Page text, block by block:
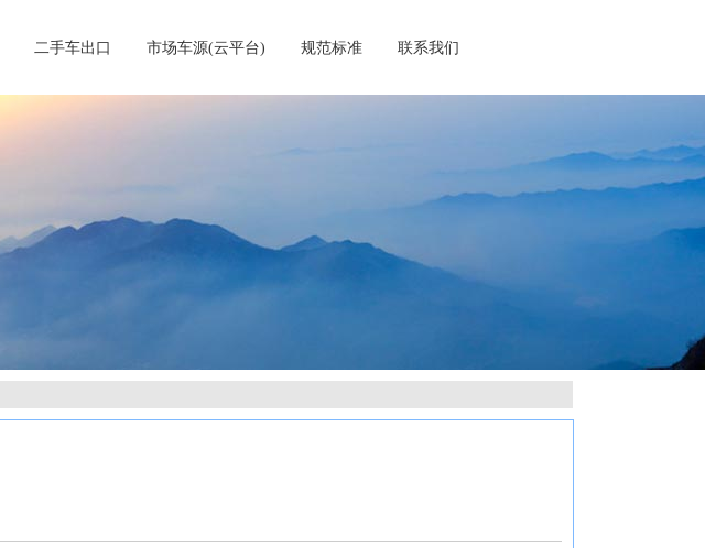
二手车出口 市场车源(云平台) 规范标准 联系我们